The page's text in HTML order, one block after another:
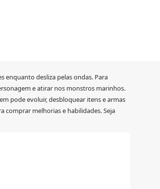
enquanto desliza pelas ondas. Para
e atirar nos monstros marinhos.
pode evoluir, desbloquear itens e armas
comprar melhorias e habilidades. Seja